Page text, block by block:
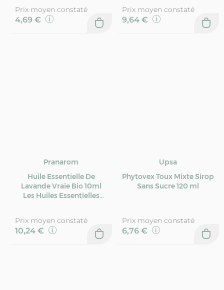
Prix moyen constaté
4,69 €
Prix moyen constaté
9,64 €
Pranarom
Huile Essentielle De
Lavande Vraie Bio 10ml
Les Huiles Essentielles
Prix moyen constaté
10,24 €
Upsa
Phytovex Toux Mixte Sirop
Sans Sucre 120 ml
Prix moyen constaté
6,76 €